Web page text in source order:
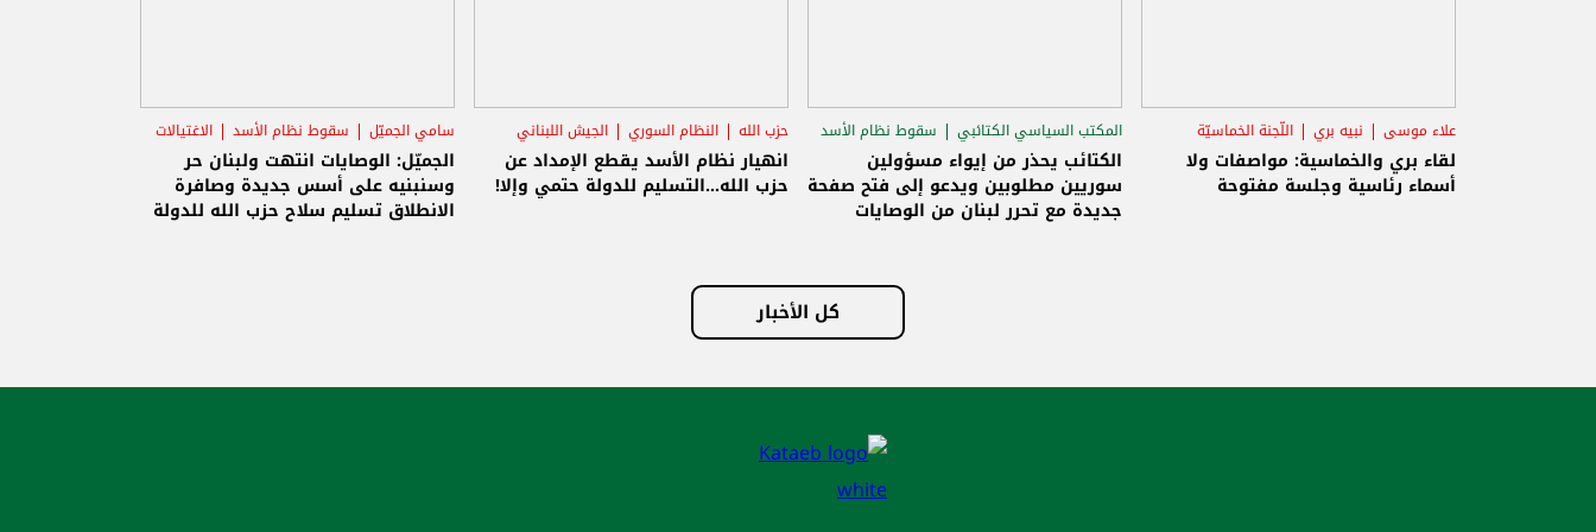
علاء موسى نبيه بري اللّجنة الخماسيّة
لقاء بري والخماسية: مواصفات ولا
أسماء رئاسية وجلسة مفتوحة
المكتب السياسي الكتائبي
سقوط نظام الأسد
الاستحقاق الرئاسي
الكتائب يحذر من إيواء مسؤولين
سوريين مطلوبين ويدعو إلى فتح صفحة
جديدة مع تحرر لبنان من الوصايات
حزب الله النظام السوري الجيش اللبناني
انهيار نظام الأسد يقطع الإمداد عن
حزب الله...التسليم للدولة حتمي وإلا!
سامي الجميّل سقوط نظام الأسد الاغتيالات
الجميّل: الوصايات انتهت ولبنان حر
وسنبنيه على أسس جديدة وصافرة
الانطلاق تسليم سلاح حزب الله للدولة
كل الأخبار